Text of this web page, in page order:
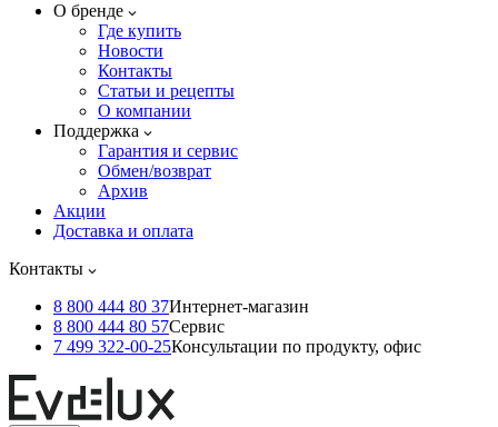
О бренде
Где купить
Новости
Контакты
Статьи и рецепты
О компании
Поддержка
Гарантия и сервис
Обмен/возврат
Архив
Акции
Доставка и оплата
Контакты
8 800 444 80 37Интернет-магазин
8 800 444 80 57Сервис
7 499 322-00-25Консультации по продукту, офис